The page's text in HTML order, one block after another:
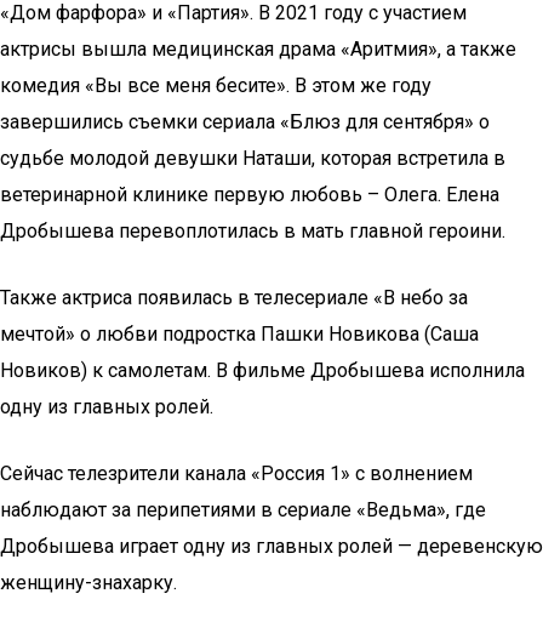
«Дом фарфора» и «Партия». В 2021 году с участием
актрисы вышла медицинская драма «Аритмия», а также
комедия «Вы все меня бесите». В этом же году
завершились съемки сериала «Блюз для сентября» о
судьбе молодой девушки Наташи, которая встретила в
ветеринарной клинике первую любовь – Олега. Елена
Дробышева перевоплотилась в мать главной героини.
Также актриса появилась в телесериале «В небо за
мечтой» о любви подростка Пашки Новикова (Саша
Новиков) к самолетам. В фильме Дробышева исполнила
одну из главных ролей.
Сейчас телезрители канала «Россия 1» с волнением
наблюдают за перипетиями в сериале «Ведьма», где
Дробышева играет одну из главных ролей — деревенскую
женщину-знахарку.